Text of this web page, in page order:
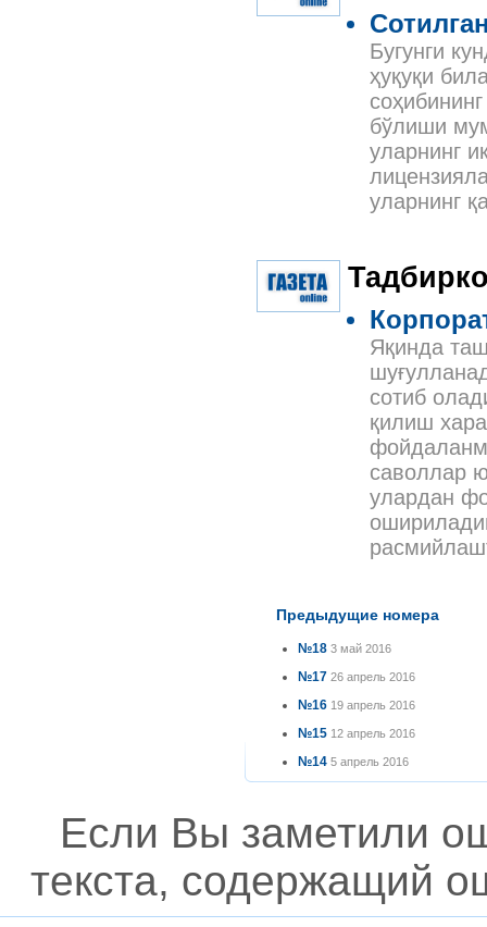
Бугунги
ҳуқуқи
бўлиши
уларнинг
уларнинг
Яқинда
сотиб
қилиш
саволлар
улардан
Предыдущие номера
№18 3 май 2016
№17 26 апрель 2016
№16 19 апрель 2016
№15 12 апрель 2016
№14 5 апрель 2016
Если Вы заметили
текста, содержащий